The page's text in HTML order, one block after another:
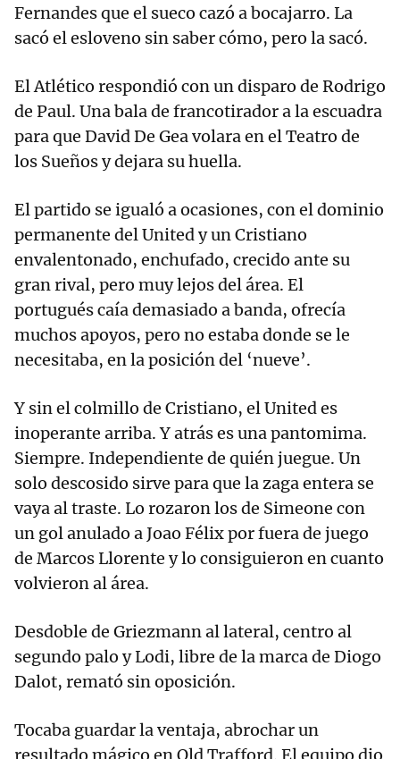
Fernandes que el sueco cazó a bocajarro. La
sacó el esloveno sin saber cómo, pero la sacó.
El Atlético respondió con un disparo de Rodrigo
de Paul. Una bala de francotirador a la escuadra
para que David De Gea volara en el Teatro de
los Sueños y dejara su huella.
El partido se igualó a ocasiones, con el dominio
permanente del United y un Cristiano
envalentonado, enchufado, crecido ante su
gran rival, pero muy lejos del área. El
portugués caía demasiado a banda, ofrecía
muchos apoyos, pero no estaba donde se le
necesitaba, en la posición del ‘nueve’.
Y sin el colmillo de Cristiano, el United es
inoperante arriba. Y atrás es una pantomima.
Siempre. Independiente de quién juegue. Un
solo descosido sirve para que la zaga entera se
vaya al traste. Lo rozaron los de Simeone con
un gol anulado a Joao Félix por fuera de juego
de Marcos Llorente y lo consiguieron en cuanto
volvieron al área.
Desdoble de Griezmann al lateral, centro al
segundo palo y Lodi, libre de la marca de Diogo
Dalot, remató sin oposición.
Tocaba guardar la ventaja, abrochar un